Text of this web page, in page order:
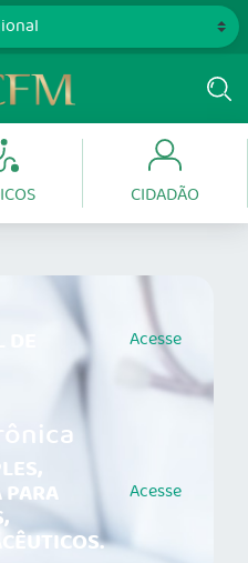
CIDADÃO
Acesse
Acesse